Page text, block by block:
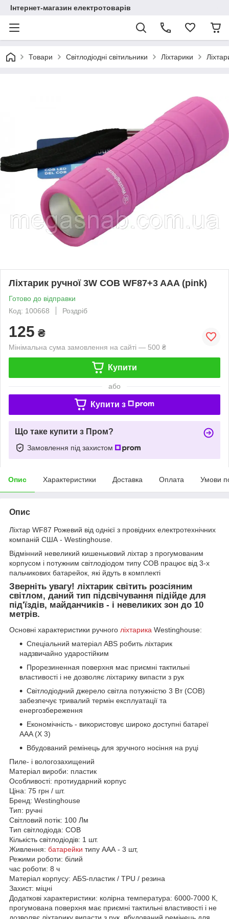
Інтернет-магазин електротоварів
Товари Світлодіодні світильники Ліхтарики
Ліхтарик ручної 3W COB WF87+3 AAA (pink)
Готово до відправки
Код: 100668
Роздріб
125 ₴
Мінімальна сума замовлення на сайті — 500 ₴
Купити
або
Купити з
Що таке купити з Пром?
Замовлення під захистом
Опис Характеристики Доставка Оплата Умови
Опис
Ліхтар WF87 Рожевий від однієї з провідних електротехнічних
компаній США - Westinghousе.
Відмінний невеликий кишеньковий ліхтар з прогумованим
корпусом і потужним світлодіодом типу COB працює від 3-х
пальчикових батарейок, які йдуть в комплекті
Зверніть увагу! ліхтарик світить розсіяним
світлом, даний тип підсвічування підійде для
під'їздів, майданчиків - і невеликих зон до 10
метрів.
Основні характеристики ручного ліхтарика Westinghouse:
Спеціальний матеріал ABS робить ліхтарик
надзвичайно ударостійким
Прорезиненная поверхня має приємні тактильні
властивості і не дозволяє ліхтарику випасти з рук
Світлодіодний джерело світла потужністю 3 Вт (СОВ)
забезпечує тривалий термін експлуатації та
енергозбереження
Економічність - використовує широко доступні батареї
AAA (X 3)
Вбудований ремінець для зручного носіння на руці
Пиле- і вологозахищений
Матеріал вироби: пластик
Особливості: протиударний корпус
Ціна: 75 грн / шт.
Бренд: Westinghouse
Тип: ручні
Світловий потік: 100 Лм
Тип світлодіода: COB
Кількість світлодіодів: 1 шт.
Живлення: батарейки типу ААА - 3 шт,
Режими роботи: білий
час роботи: 8 ч
Матеріал корпусу: АБS-пластик / TPU / резина
Захист: міцні
Додаткові характеристики: колірна температура: 6000-7000 К,
прогумована поверхня має приємні тактильні властивості і не
дозволяє ліхтарику випасти з рук, вбудований ремінець для